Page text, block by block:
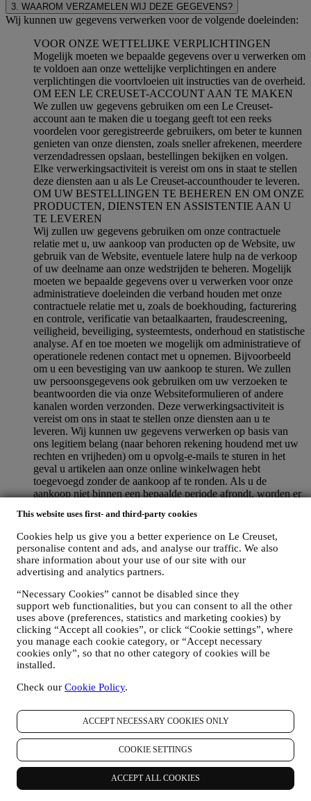
This website uses first- and third-party cookies
Cookies help us give you a better experience on Le Creuset,
personalise content and ads, and analyse our traffic. We also
share information about your use of our site with our
advertising and analytics partners.
“Necessary Cookies” cannot be disabled since they
support web functionalities, but you can consent to all the other
uses above (preferences, statistics and marketing cookies) by
clicking “Accept all cookies”, or click “Cookie settings”, where
you manage each cookie category, or “Accept necessary
cookies only”, so that no other category of cookies will be
installed.
Check our Cookie Policy.
ACCEPT NECESSARY COOKIES ONLY
COOKIE SETTINGS
ACCEPT ALL COOKIES
3. WAAROM VERZAMELEN WIJ DEZE GEGEVENS?
Wij kunnen uw gegevens verwerken voor de volgende doeleinden:
VOOR ONZE WETTELIJKE VERPLICHTINGEN
Mogelijk moeten we bepaalde gegevens over u verwerken om
te voldoen aan onze wettelijke verplichtingen en andere
verplichtingen die voortvloeien uit instructies van de overheid.
OM EEN LE CREUSET-ACCOUNT AAN TE MAKEN
We zullen uw gegevens gebruiken om een Le Creuset-
account aan te maken die u toegang geeft tot een reeks
voordelen voor geregistreerde gebruikers, om beter te kunnen
genieten van onze diensten, zoals sneller afrekenen, meerdere
verzendadressen opslaan, bestellingen bekijken en volgen.
Elke verwerkingsactiviteit is vereist om ons in staat te stellen
deze diensten aan u als Le Creuset-accounthouder te leveren.
OM UW BESTELLINGEN TE BEHEREN EN OM ONZE
PRODUCTEN, DIENSTEN EN ASSISTENTIE AAN U
TE LEVEREN
Wij zullen uw gegevens gebruiken om onze contractuele
relatie met u, uw aankoop van producten op de Website, uw
gebruik van de Website, eventuele latere hulp na de verkoop
of uw deelname aan onze wedstrijden te beheren. Mogelijk
moeten we bepaalde gegevens over u verwerken voor onze
administratieve doeleinden die verband houden met onze
contractuele relatie met u, zoals de boekhouding, facturering
en controle, verificatie van betaalkaarten, fraudescreening,
veiligheid, beveiliging, systeemtests, onderhoud en statistische
analyse. Af en toe moeten we mogelijk om administratieve of
operationele redenen contact met u opnemen. Bijvoorbeeld
om u een bevestiging van uw aankoop te sturen. We zullen
uw persoonsgegevens ook gebruiken om uw verzoeken te
beantwoorden die via onze Websiteformulieren of andere
kanalen worden verzonden. Deze verwerkingsactiviteit is
vereist om ons in staat te stellen onze diensten aan u te
leveren. Wij kunnen uw gegevens verwerken op basis van
ons legitiem belang (naar behoren rekening houdend met uw
rechten en vrijheden) om u opvolg-e-mails te sturen in het
geval u artikelen aan onze online winkelwagen hebt
toegevoegd zonder de aankoop af te ronden. Als u de
aankoop niet binnen een bepaalde periode afrondt, worden er
OM U TE INFORMEREN OVER NIEUWS OF
AANBIEDINGEN VAN LE CREUSET-PRODUCTEN
Als u ermee hebt ingestemd dat wij dit doen (bijvoorbeeld
door u aan te melden voor onze nieuwsbrief wanneer u een
account aanmaakt op de Website), dan zullen wij u
gepersonaliseerde marketingcommunicatie en nieuws sturen
over initiatieven met betrekking tot Le Creuset die worden
gepromoot door de dochterondernemingen van de groep, en
lokale filialen en partners, die ook afhangen van uw
voorkeuren. Wij zullen contact met u opnemen via e-mail, sms
of sociale media, maar ook via geautomatiseerde middelen.
Dergelijke communicatie zal betrekking hebben op Le
Creuset-producten of op nieuwe winkelopeningen, exclusieve
evenementen, wedstrijden, enquêtes, demonstraties die
worden georganiseerd door Le Creuset of speciale
kan voor u worden geselecteerd of op maat worden gemaakt
op basis van de gegevens die we over u hebben, zoals uw
locatie of uw aankoopgeschiedenis of uw voorkeuren voor
onze producten. Wij zullen uw gegevens gebruiken om uw
interesses beter te begrijpen. Dit stelt ons in staat om onze
communicatie te personaliseren om deze relevanter en
interessanter te maken. Er zullen geen andere gevolgen zijn.